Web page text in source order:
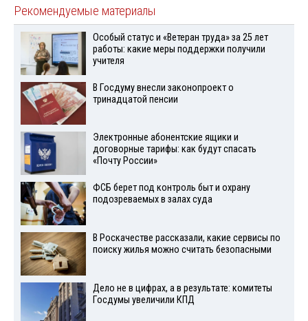
Рекомендуемые материалы
Особый статус и «Ветеран труда» за 25 лет
работы: какие меры поддержки получили
учителя
В Госдуму внесли законопроект о
тринадцатой пенсии
Электронные абонентские ящики и
договорные тарифы: как будут спасать
«Почту России»
ФСБ берет под контроль быт и охрану
подозреваемых в залах суда
В Роскачестве рассказали, какие сервисы по
поиску жилья можно считать безопасными
Дело не в цифрах, а в результате: комитеты
Госдумы увеличили КПД